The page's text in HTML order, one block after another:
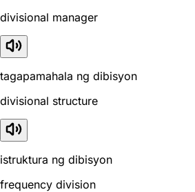
divisional manager
tagapamahala ng dibisyon
divisional structure
istruktura ng dibisyon
frequency division